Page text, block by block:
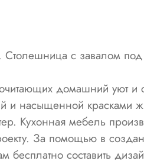
с завалом под
домашний уют и
и насыщенной красками
Кухонная мебель
За помощью в
составить